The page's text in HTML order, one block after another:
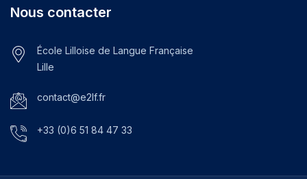
Nous contacter
École Lilloise de Langue Française
Lille
contact@e2lf.fr
+33 (0)6 51 84 47 33